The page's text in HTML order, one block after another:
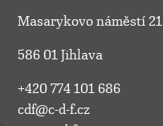
Masarykovo náměstí 21
586 01 Jihlava
+420 774 101 686
cdf@c-d-f.cz